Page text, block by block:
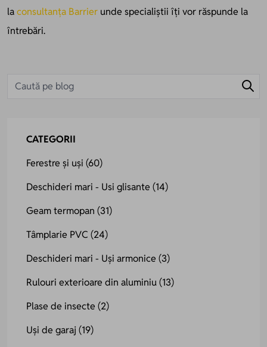
laconsultanța Barrier unde specialiștii îți vor răspunde la
întrebări.
CATEGORII
Ferestre și uși (60)
Deschideri mari - Usi glisante (14)
Geam termopan (31)
Tâmplarie PVC (24)
Deschideri mari - Uși armonice (3)
Rulouri exterioare din aluminiu(13)
Plase de insecte (2)
Uși de garaj(19)